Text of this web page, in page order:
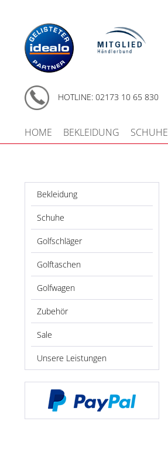
HOTLINE: 02173 10 65 830
HOME BEKLEIDUNG SCHUHE
Bekleidung
Schuhe
Golfschläger
Golftaschen
Golfwagen
Zubehör
Sale
Unsere Leistungen